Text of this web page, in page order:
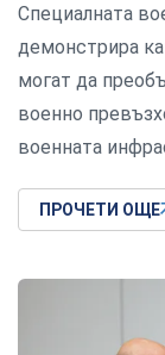
Специалната
демонстрира
могат да
военно
военната
ПРОЧЕТИ ОЩЕ